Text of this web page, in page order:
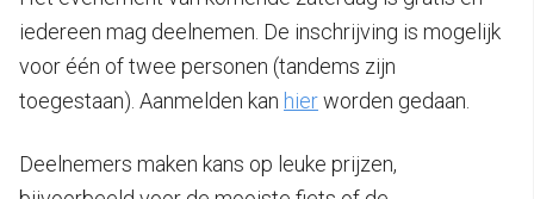
iedereen mag deelnemen. De inschrijving is mogelijk
voor één of twee personen (tandems zijn
toegestaan). Aanmelden kan hierworden gedaan.
Deelnemers maken kans op leuke prijzen,